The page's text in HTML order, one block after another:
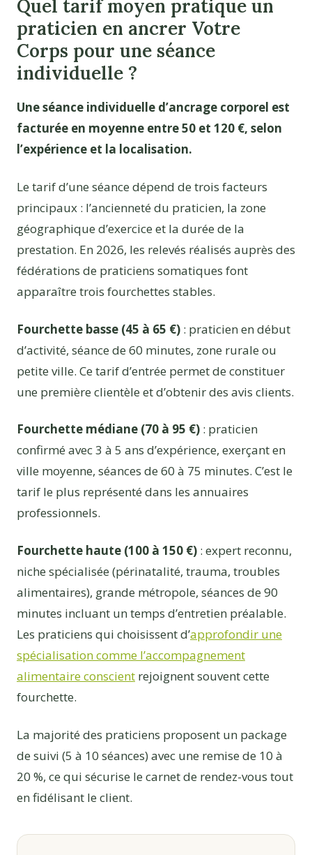
Quel tarif moyen pratique un
praticien en ancrer Votre
Corps pour une séance
individuelle ?
Une séance individuelle d’ancrage corporel est
facturée en moyenne entre 50 et 120 €, selon
l’expérience et la localisation.
Le tarif d’une séance dépend de trois facteurs
principaux : l’ancienneté du praticien, la zone
géographique d’exercice et la durée de la
prestation. En 2026, les relevés réalisés auprès des
fédérations de praticiens somatiques font
apparaître trois fourchettes stables.
Fourchette basse (45 à 65 €) : praticien en début
d’activité, séance de 60 minutes, zone rurale ou
petite ville. Ce tarif d’entrée permet de constituer
une première clientèle et d’obtenir des avis clients.
Fourchette médiane (70 à 95 €) : praticien
confirmé avec 3 à 5 ans d’expérience, exerçant en
ville moyenne, séances de 60 à 75 minutes. C’est le
tarif le plus représenté dans les annuaires
professionnels.
Fourchette haute (100 à 150 €) : expert reconnu,
niche spécialisée (périnatalité, trauma, troubles
alimentaires), grande métropole, séances de 90
minutes incluant un temps d’entretien préalable.
Les praticiens qui choisissent d’approfondir une
spécialisation comme l’accompagnement
alimentaire conscient rejoignent souvent cette
fourchette.
La majorité des praticiens proposent un package
de suivi (5 à 10 séances) avec une remise de 10 à
20 %, ce qui sécurise le carnet de rendez-vous tout
en fidélisant le client.